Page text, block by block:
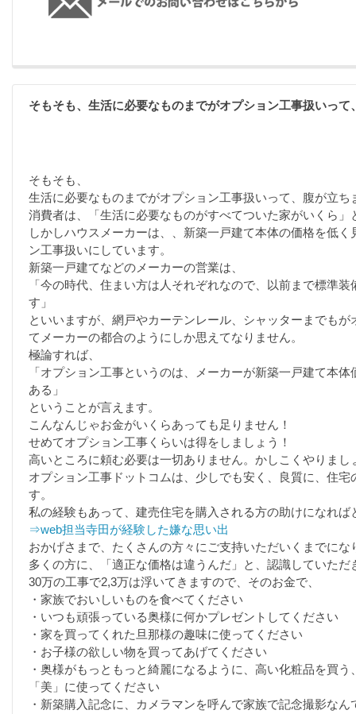
そもそも、生活に必要なものまでがオプション工事扱いって
そもそも、
生活に必要なものまでがオプション工事扱いって、腹が立ち
消費者は、「生活に必要なものがすべてついた家がいくら
しかしハウスメーカーは、、新築一戸建て本体の価格を低
ン工事扱いにしています。
新築一戸建てなどのメーカーの営業は、
「今の時代、住まい方は人それぞれなので、以前まで標準
す」
といいますが、網戸やカーテンレール、シャッターまでも
てメーカーの都合のようにしか思えてなりません。
極論すれば、
「オプション工事というのは、メーカーが新築一戸建て本
ある」
ということが言えます。
こんなんじゃお金がいくらあっても足りません！
せめてオプション工事くらいは得をしましょう！
高いところに頼む必要は一切ありません。かしこくやりまし
オプション工事ドットコムは、少しでも安く、良質に、住
す。
私の経験もあって、建売住宅を購入される方の助けになれ
⇒web担当寺田が経験した嫌な思い出
おかげさまで、たくさんの方々にご支持いただいくまでにな
多くの方に、「適正な価格は違うんだ」と、認識していただ
30万の工事で2,3万は浮いてきますので、そのお金で、
・家族でおいしいものを食べてください
・いつも頑張っている奥様に何かプレゼントしてください
・家を買ってくれた旦那様の趣味に使ってください
・お子様の欲しい物を買ってあげてください
・奥様がもっともっと綺麗になるように、高い化粧品を買
「美」に使ってください
・新築購入記念に、カメラマンを呼んで家族で記念撮影なん